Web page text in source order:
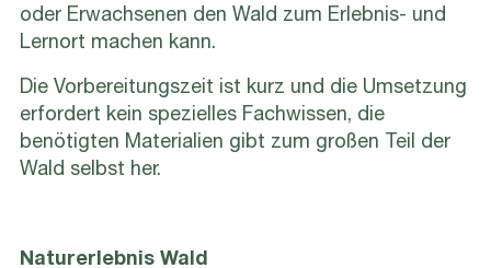
oder Erwachsenen den Wald zum Erlebnis- und
Lernort machen kann.
Die Vorbereitungszeit ist kurz und die Umsetzung
erfordert kein spezielles Fachwissen, die
benötigten Materialien gibt zum großen Teil der
Wald selbst her.
Naturerlebnis Wald